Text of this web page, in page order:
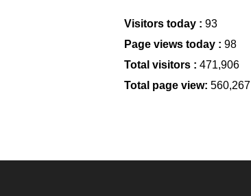
Visitors today : 93
Page views today : 98
Total visitors : 471,906
Total page view: 560,267